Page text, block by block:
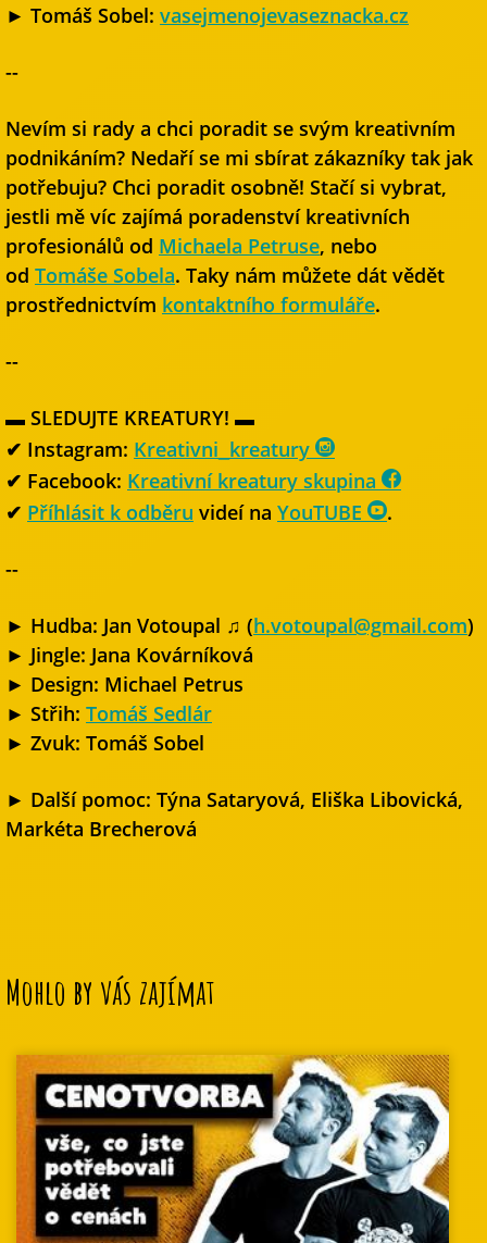
► Tomáš Sobel: vasejmenojevaseznacka.cz
--
Nevím si rady a chci poradit se svým kreativním
podnikáním? Nedaří se mi sbírat zákazníky tak jak
potřebuju? Chci poradit osobně! Stačí si vybrat,
jestli mě víc zajímá poradenství kreativních
profesionálů od Michaela Petruse, nebo
od Tomáše Sobela. Taky nám můžete dát vědět
prostřednictvím kontaktního formuláře.
--
▬ SLEDUJTE KREATURY! ▬
✔ Instagram: Kreativni_kreatury
✔ Facebook: Kreativní kreatury skupina
✔ Příhlásit k odběru videí na YouTUBE .
--
► Hudba: Jan Votoupal ♫ (h.votoupal@gmail.com)
► Jingle: Jana Kovárníková
► Design: Michael Petrus
► Střih: Tomáš Sedlár
► Zvuk: Tomáš Sobel
► Další pomoc: Týna Sataryová, Eliška Libovická,
Markéta Brecherová
Mohlo by vás zajímat